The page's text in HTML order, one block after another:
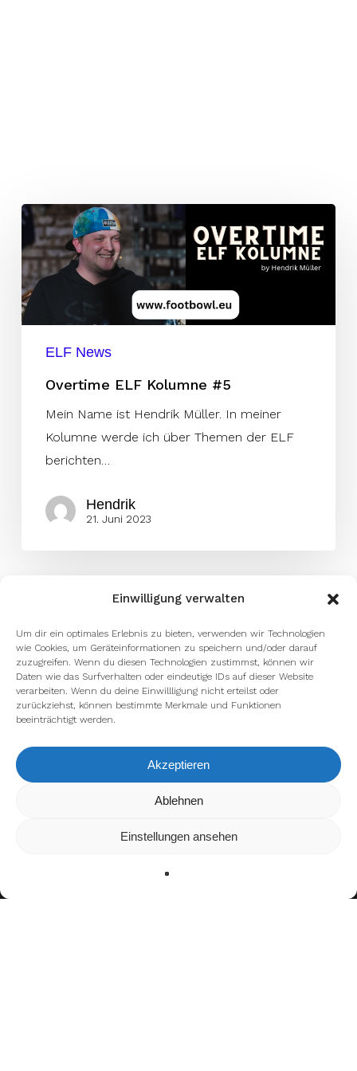
Einwilligung verwalten
Um dir ein optimales Erlebnis zu bieten, verwenden wir Technologien
wie Cookies, um Geräteinformationen zu speichern und/oder darauf
zuzugreifen. Wenn du diesen Technologien zustimmst, können wir
Daten wie das Surfverhalten oder eindeutige IDs auf dieser Website
verarbeiten. Wenn du deine Einwillligung nicht erteilst oder
zurückziehst, können bestimmte Merkmale und Funktionen
beeinträchtigt werden.
Akzeptieren
Ablehnen
Einstellungen ansehen
Overtime
ELF
Kolumne
#5
ELF News
Overtime ELF Kolumne #5
Mein Name ist Hendrik Müller. In meiner
Kolumne werde ich über Themen der ELF
berichten…
Hendrik
21. Juni 2023
Wir verwenden Cookies, um dir die bestmögliche Erfahrung auf
kannst du erfahren, welche Cookies wir
verwenden oder sie ausschalten.